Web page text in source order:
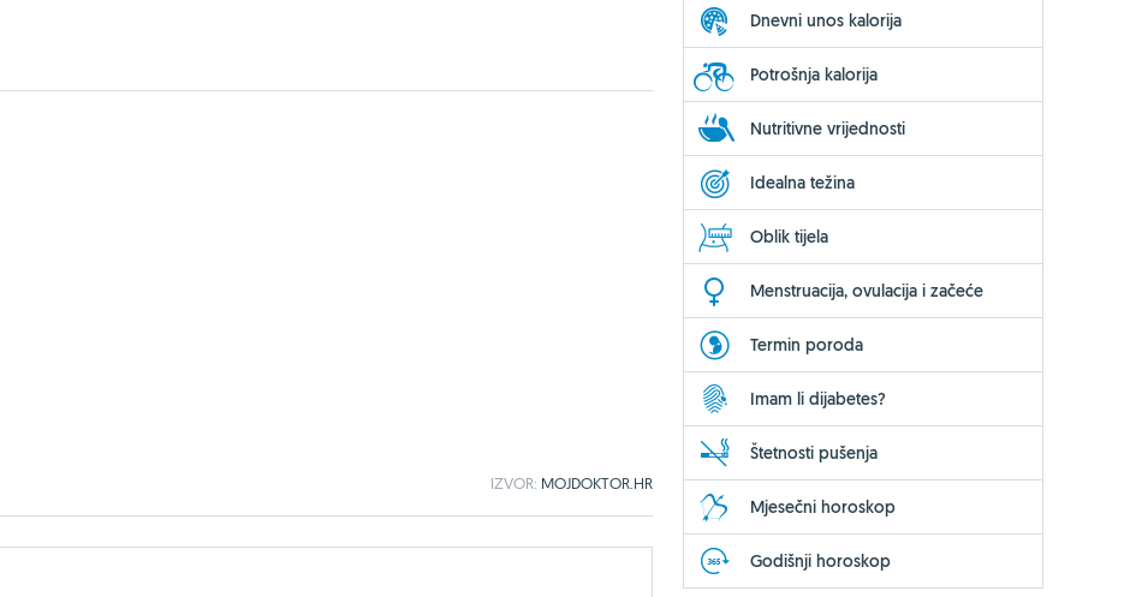
IZVOR: MOJDOKTOR.HR
Dnevni unos kalorija
Potrošnja kalorija
Nutritivne vrijednosti
Idealna težina
Oblik tijela
Menstruacija, ovulacija i začeće
Termin poroda
Imam li dijabetes?
Štetnosti pušenja
Mjesečni horoskop
Godišnji horoskop